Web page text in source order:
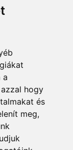
a
hogy
és
meg,